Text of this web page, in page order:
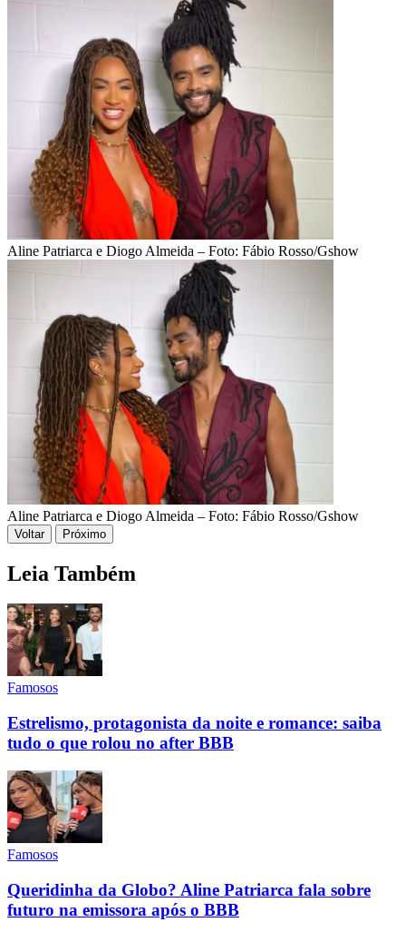
Aline Patriarca e Diogo Almeida – Foto: Fábio Rosso/Gshow
Aline Patriarca e Diogo Almeida – Foto: Fábio Rosso/Gshow
Voltar Próximo
Leia Também
Famosos
Estrelismo, protagonista da noite e romance: saiba
tudo o que rolou no after BBB
Famosos
Queridinha da Globo? Aline Patriarca fala sobre
futuro na emissora após o BBB